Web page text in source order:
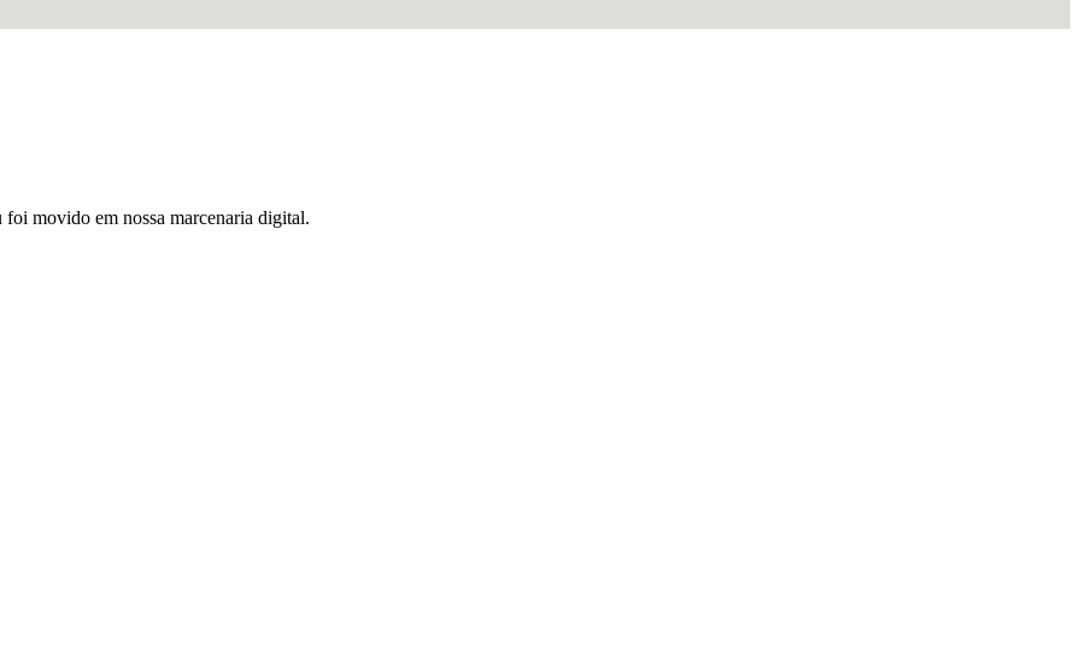
foi movido em nossa marcenaria digital.